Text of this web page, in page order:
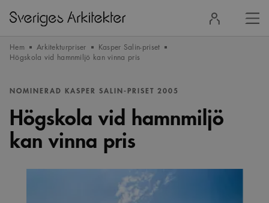
in
Hem Arkitekturpriser
Kasper Salin-priset
Högskola vid hamnmiljö kan vinna pris
NOMINERAD KASPER SALIN-PRISET 2005
Högskola vid hamnmiljö
kan vinna pris